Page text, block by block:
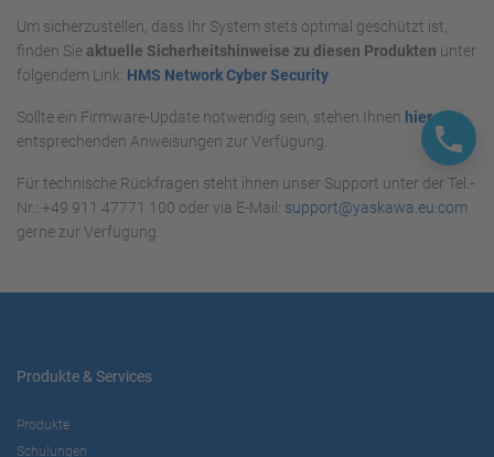
Um sicherzustellen, dass Ihr System stets optimal geschützt ist,
finden Sie aktuelle Sicherheitshinweise zu diesen Produkten unter
folgendem Link: HMS Network Cyber Security
Sollte ein Firmware-Update notwendig sein, stehen Ihnen hierdie
entsprechenden Anweisungen zur Verfügung.
Für technische Rückfragen steht ihnen unser Support unter der Tel.-
Nr.: +49 911 47771 100 oder via E-Mail: support@yaskawa.eu.com
gerne zur Verfügung.
Produkte & Services
Produkte
Schulungen